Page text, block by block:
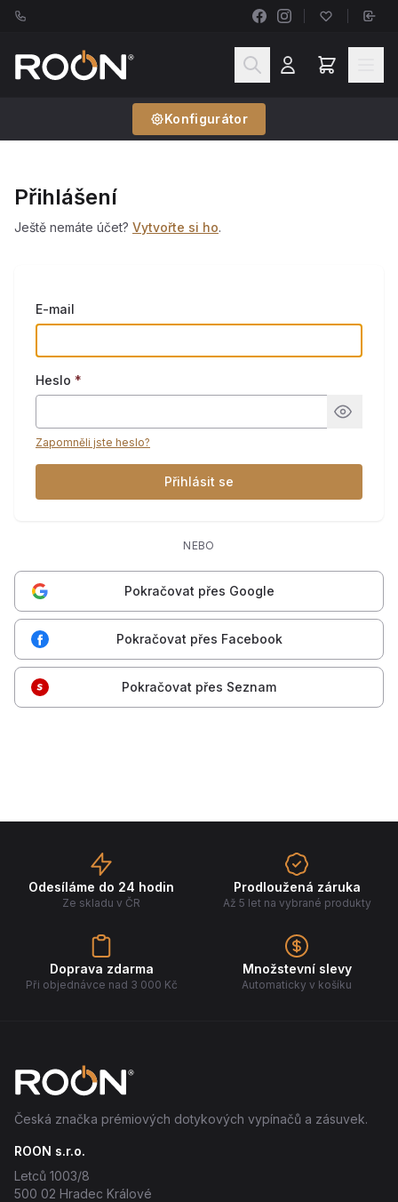
Konfigurátor
Přihlášení
Ještě nemáte účet? Vytvořte si ho.
E-mail
Heslo *
Zapomněli jste heslo?
Přihlásit se
NEBO
Pokračovat přes Google
Pokračovat přes Facebook
Pokračovat přes Seznam
Odesíláme do 24 hodin
Ze skladu v ČR
Prodloužená záruka
Až 5 let na vybrané produkty
Doprava zdarma
Při objednávce nad 3 000 Kč
Množstevní slevy
Automaticky v košíku
Česká značka prémiových dotykových vypínačů a zásuvek.
ROON s.r.o.
Letců 1003/8
500 02 Hradec Králové